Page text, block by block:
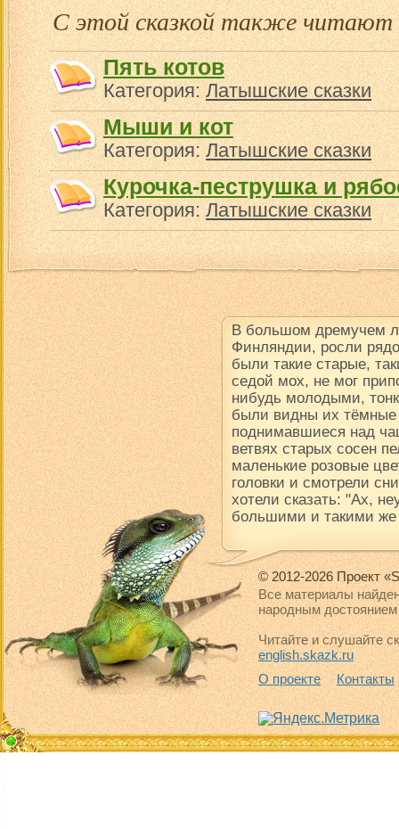
С этой сказкой также читают
Пять котов
Категория:Латышские сказки
Мыши и кот
Категория:Латышские сказки
Курочка-пеструшка и
Категория:Латышские сказки
В большом дремучем
Финляндии, росли
были такие старые,
седой мох, не мог
нибудь молодыми,
были видны их
поднимавшиеся над
ветвях старых сосен
маленькие розовые
головки и смотрели
хотели сказать: "Ах,
большими и такими
© 2012-2026 Проект
Все материалы
народным достоянием
Читайте и слушайте
english.skazk.ru
О проекте
Контакты